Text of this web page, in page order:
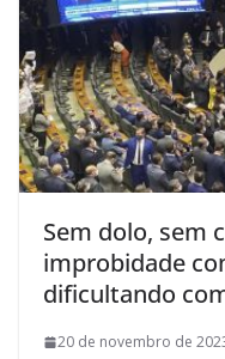
Sem dolo, sem
improbidade
dificultando
20 de novembro de